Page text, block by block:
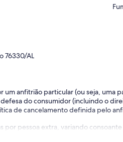
76330/AL
um anfitrião particular (ou seja, uma
do consumidor (incluindo o
de cancelamento definida pelo
por pessoa extra, variando